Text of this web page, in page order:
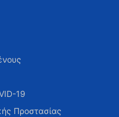
19
Προστασίας